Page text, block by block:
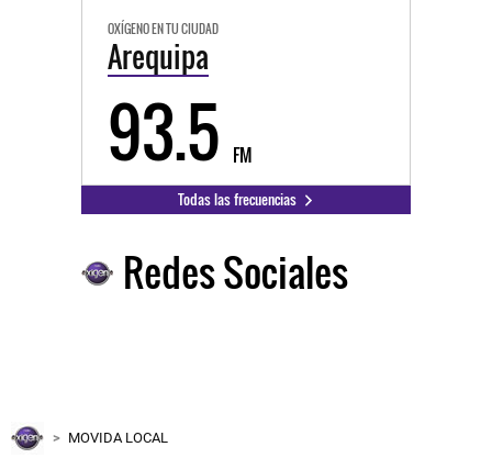
OXÍGENO EN TU CIUDAD
Arequipa
93.5 FM
Todas las frecuencias
Redes Sociales
MOVIDA LOCAL